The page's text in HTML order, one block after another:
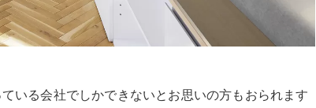
いる会社でしかできないとお思いの方もおられます